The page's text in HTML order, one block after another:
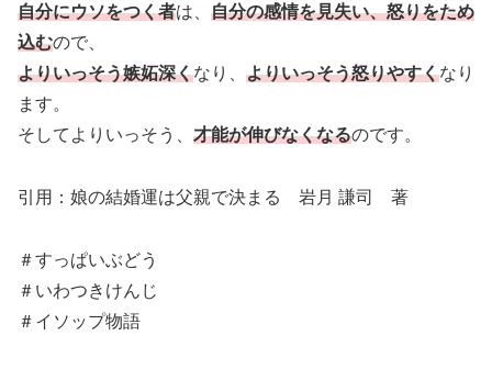
自分にウソをつく者は、 自分の感情を見失い、怒りをため
込むので、
よりいっそう嫉妬深くなり、 よりいっそう怒りやすくなり
ます。
そしてよりいっそう、 才能が伸びなくなるのです。
引用：娘の結婚運は父親で決まる 岩月 謙司 著
＃すっぱいぶどう
＃いわつきけんじ
＃イソップ物語